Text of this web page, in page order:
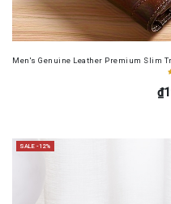
Men's Genuine Leather Premium Slim
SALE -12%